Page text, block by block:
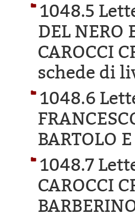
1048.5
DEL NERO
CAROCCI
schede di
1048.6
BARTOLO
1048.7
CAROCCI